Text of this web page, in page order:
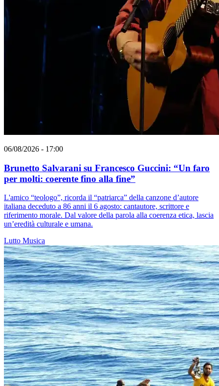
06/08/2026 - 17:00
Brunetto Salvarani su Francesco Guccini: “Un faro
per molti: coerente fino alla fine”
L'amico “teologo”, ricorda il “patriarca” della canzone d’autore
italiana deceduto a 86 anni il 6 agosto: cantautore, scrittore e
riferimento morale. Dal valore della parola alla coerenza etica, lascia
un’eredità culturale e umana.
Lutto Musica